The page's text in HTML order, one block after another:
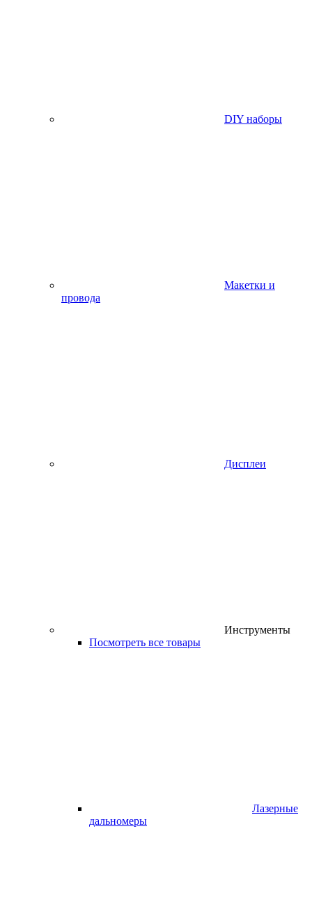
DIY наборы
Макетки и
провода
Дисплеи
Инструменты
Посмотреть все товары
Лазерные
дальномеры